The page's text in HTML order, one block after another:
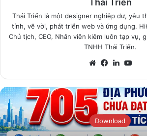
Thái Triển
Thái Triển là một designer nghiệp dư, yêu
tính, vẽ vời, phát triển web và ứng dụng.
Chủ tịch, CEO, Nhân viên kiêm luôn tạp vụ,
TNHH Thái Triển.
WebsiteFacebook
LinkedIn
Download